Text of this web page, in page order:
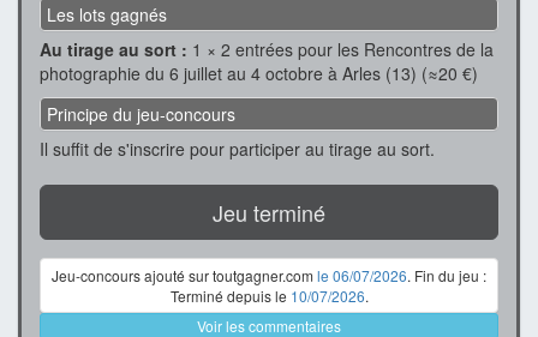
Les lots gagnés
Au tirage au sort : 1 × 2 entrées pour les Rencontres de la
photographie du 6 juillet au 4 octobre à Arles (13) (≈20 €)
Principe du jeu-concours
Il suffit de s'inscrire pour participer au tirage au sort.
Jeu terminé
Jeu-concours ajouté sur toutgagner.com le 06/07/2026. Fin du jeu :
Terminé depuis le 10/07/2026.
Voir les commentaires